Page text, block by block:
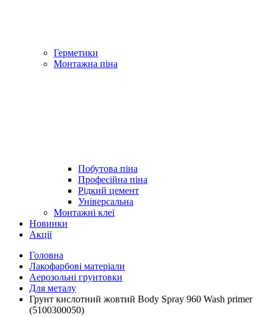
Герметики
Монтажна піна
Побутова піна
Професійна піна
Рідкий цемент
Універсальна
Монтажні клеї
Новинки
Акції
Головна
Лакофарбові матеріали
Аерозольні грунтовки
Для металу
Грунт кислотний жовтий Body Spray 960 Wash primer
(5100300050)